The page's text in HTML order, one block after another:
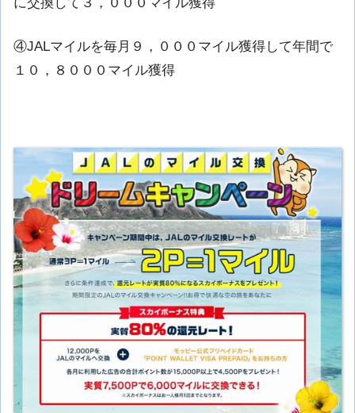
④JALマイルを毎月９，０００マイル獲得して年間で
１０，８０００マイル獲得